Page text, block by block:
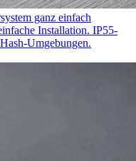
ganz einfach
Installation. IP55-
Umgebungen.